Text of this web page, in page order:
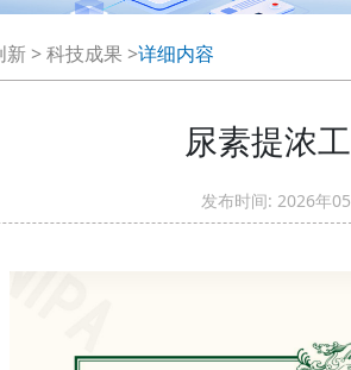
新>科技成果 >详细内容
尿素提浓
发布时间: 2026